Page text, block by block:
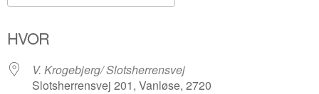
HVOR
V. Krogebjerg/ Slotsherrensvej
Slotsherrensvej 201, Vanløse, 2720